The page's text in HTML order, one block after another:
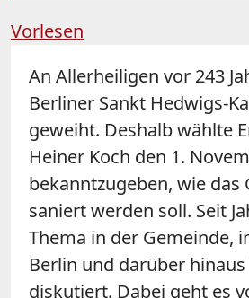
Vorlesen
An Allerheiligen vor 243
Berliner Sankt Hedwigs-
geweiht. Deshalb wählte
Heiner Koch den 1.
bekanntzugeben, wie das
saniert werden soll. Seit
Thema in der Gemeinde,
Berlin und darüber
diskutiert. Dabei geht es